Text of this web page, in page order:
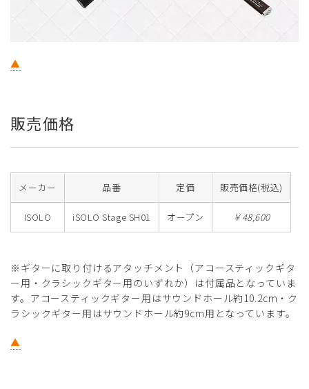
▲
販売価格
メーカー 品番 定価 販売価格(税込)
ISOLO iSOLO Stage SH01 オープン ￥48,600
※ギターに取り付けるアタッチメント（アコースティックギタ
ー用・クラシックギター用のいずれか）は付属品となっていま
す。アコースティックギター用はサウンドホール約10.2cm・ク
ラシックギター用はサウンドホール約9cm用となっています。
▲